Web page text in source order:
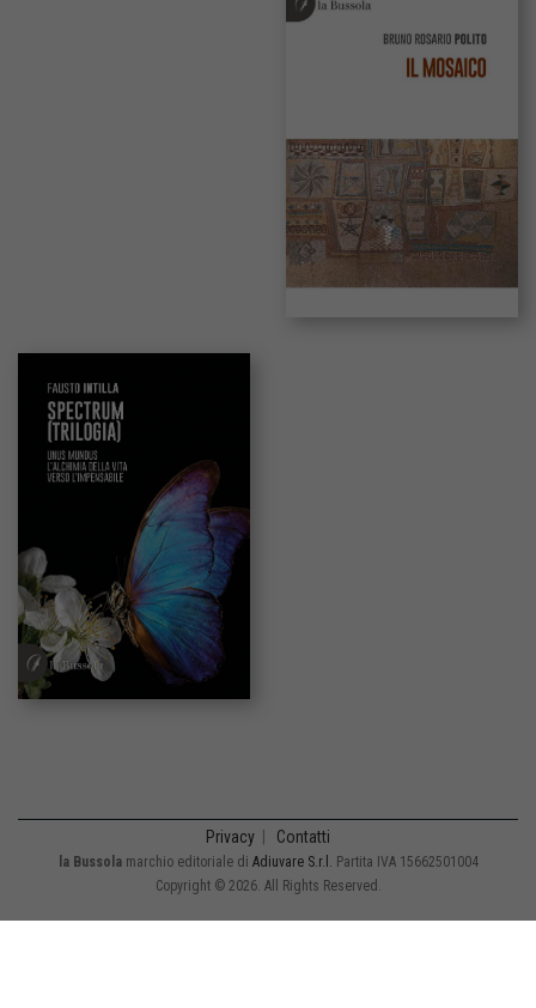
Privacy Contatti
la Bussolamarchio editoriale di Adiuvare S.r.l. Partita IVA 15662501004
Copyright © 2026. All Rights Reserved.